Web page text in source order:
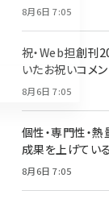
8月6日 7:05
祝・Web担創刊
いたお祝いコメン
8月6日 7:05
個性・専門性・
成果を上げてい
8月6日 7:05